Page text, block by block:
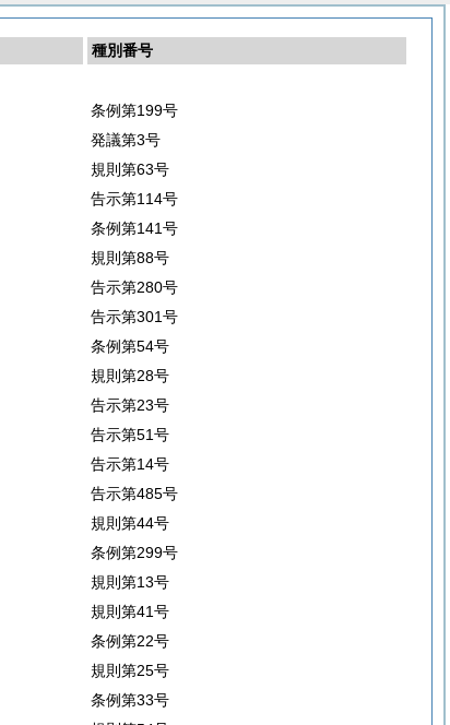
種別番号
条例第199号
発議第3号
規則第63号
告示第114号
条例第141号
規則第88号
告示第280号
告示第301号
条例第54号
規則第28号
告示第23号
告示第51号
告示第14号
告示第485号
規則第44号
条例第299号
規則第13号
規則第41号
条例第22号
規則第25号
条例第33号